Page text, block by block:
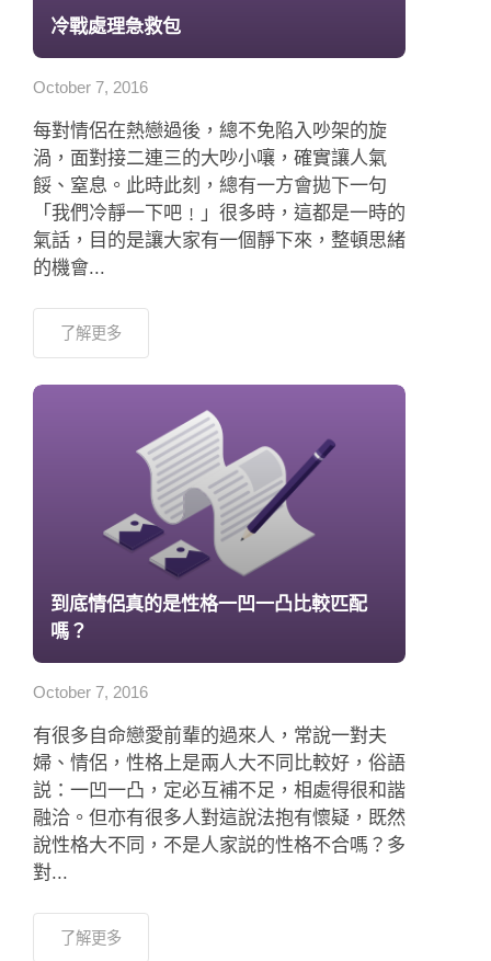
冷戰處理急救包
October 7, 2016
每對情侶在熱戀過後，總不免陷入吵架的旋
渦，面對接二連三的大吵小嚷，確實讓人氣
餒、窒息。此時此刻，總有一方會拋下一句
「我們冷靜一下吧﹗」很多時，這都是一時的
氣話，目的是讓大家有一個靜下來，整頓思緒
的機會...
了解更多
到底情侶真的是性格一凹一凸比較匹配
嗎？
October 7, 2016
有很多自命戀愛前輩的過來人，常說一對夫
婦、情侶，性格上是兩人大不同比較好，俗語
説：一凹一凸，定必互補不足，相處得很和諧
融洽。但亦有很多人對這說法抱有懷疑，既然
說性格大不同，不是人家説的性格不合嗎？多
對...
了解更多